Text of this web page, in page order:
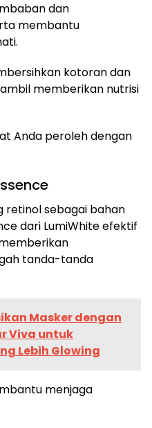
dan
membantu
kotoran dan
memberikan nutrisi
Anda peroleh dengan
retinol sebagai bahan
dari LumiWhite efektif
tanda-tanda
Masker dengan
Viva untuk
Lebih Glowing
menjaga